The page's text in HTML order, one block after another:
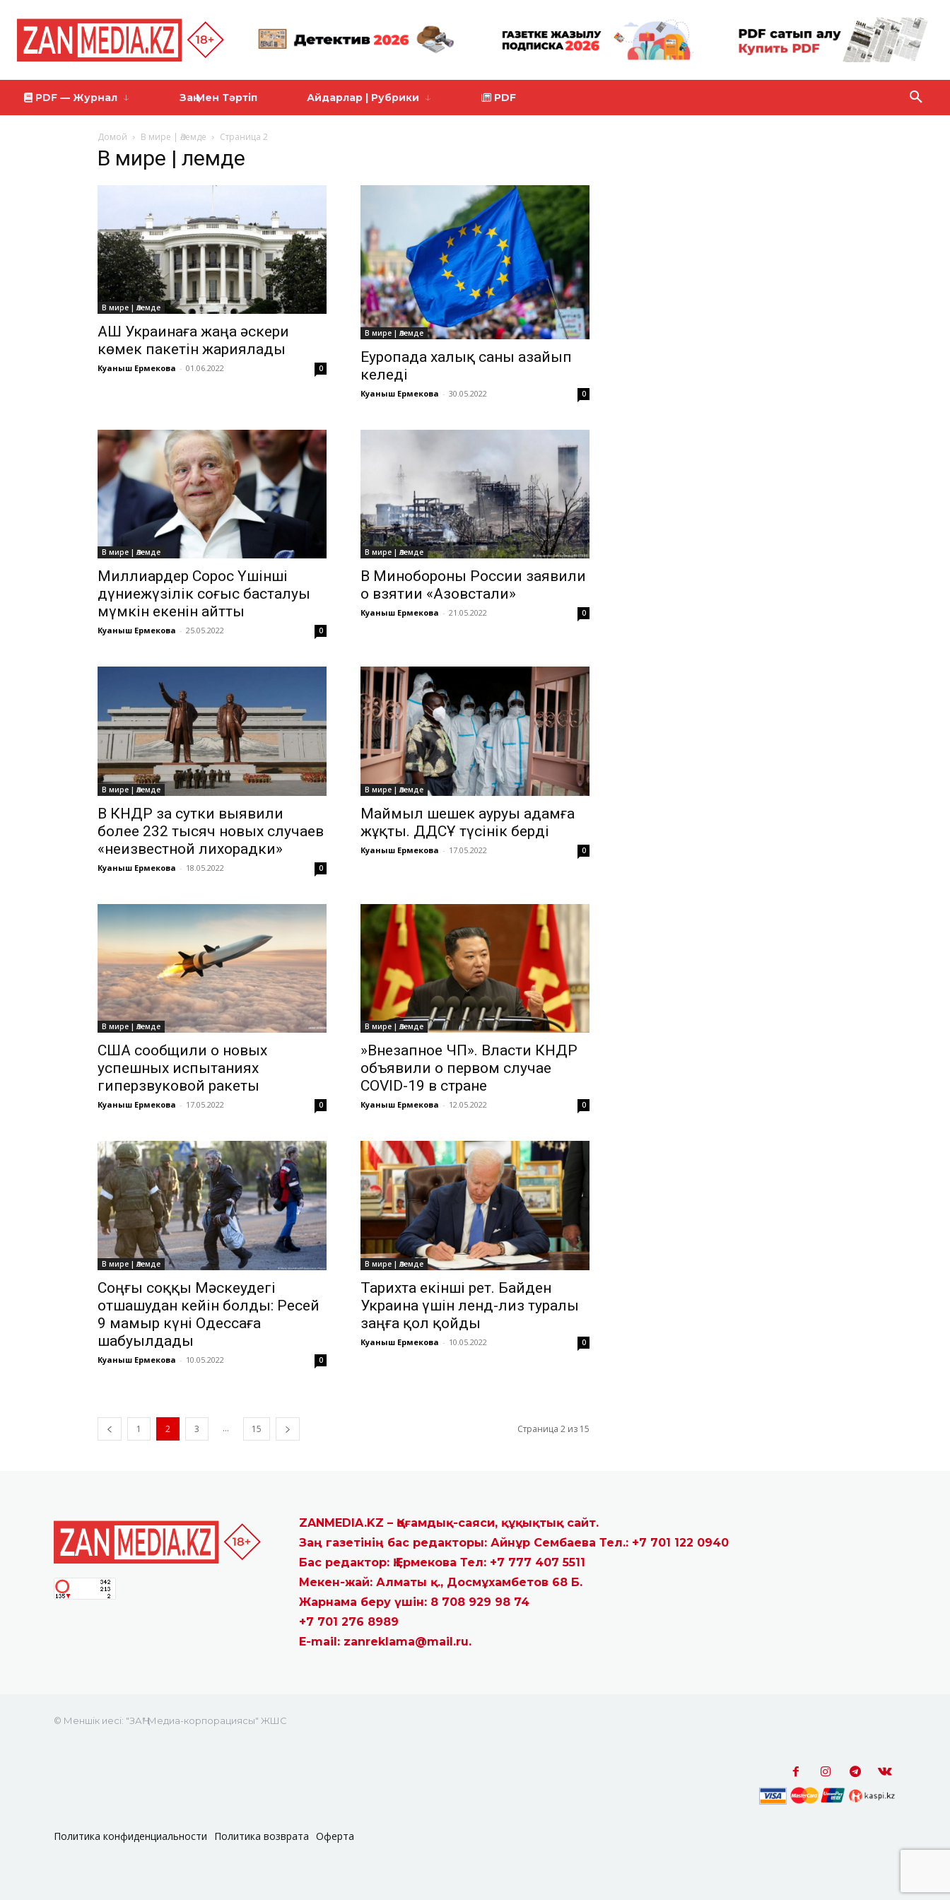
PDF — Журнал Заң Мен Тәртіп Айдарлар | Рубрики PDF
Домой В мире | Әлемде Страница 2
В мире | Әлемде
В мире | Әлемде
АҚШ Украинаға жаңа әскери
көмек пакетін жариялады
Куаныш Ермекова - 01.06.2022 0
В мире | Әлемде
Еуропада халық саны азайып
келеді
Куаныш Ермекова - 30.05.2022 0
В мире | Әлемде
Миллиардер Сорос Үшінші
дүниежүзілік соғыс басталуы
мүмкін екенін айтты
Куаныш Ермекова - 25.05.2022 0
В мире | Әлемде
В Минобороны России заявили
о взятии «Азовстали»
Куаныш Ермекова - 21.05.2022 0
В мире | Әлемде
В КНДР за сутки выявили
более 232 тысяч новых случаев
«неизвестной лихорадки»
Куаныш Ермекова - 18.05.2022 0
В мире | Әлемде
Маймыл шешек ауруы адамға
жұқты. ДДСҰ түсінік берді
Куаныш Ермекова - 17.05.2022 0
В мире | Әлемде
США сообщили о новых
успешных испытаниях
гиперзвуковой ракеты
Куаныш Ермекова - 17.05.2022 0
В мире | Әлемде
»Внезапное ЧП». Власти КНДР
объявили о первом случае
COVID-19 в стране
Куаныш Ермекова - 12.05.2022 0
В мире | Әлемде
Соңғы соққы Мәскеудегі
отшашудан кейін болды: Ресей
9 мамыр күні Одессаға
шабуылдады
Куаныш Ермекова - 10.05.2022 0
В мире | Әлемде
Тарихта екінші рет. Байден
Украина үшін ленд-лиз туралы
заңға қол қойды
Куаныш Ермекова - 10.05.2022 0
1 2 3 ... 15 Страница 2 из 15
ZANMEDIA.KZ – Қоғамдық-саяси, құқықтық сайт.
Заң газетінің бас редакторы: Айнұр Сембаева Тел.: +7 701 122 0940
Бас редактор: Қ.Ермекова Тел: +7 777 407 5511
Мекен-жай: Алматы қ., Досмұхамбетов 68 Б.
Жарнама беру үшін: 8 708 929 98 74
+7 701 276 8989
E-mail: zanreklama@mail.ru.
© Меншік иесі: "ЗАҢ" Медиа-корпорациясы" ЖШС
Политика конфиденциальности Политика возврата Оферта